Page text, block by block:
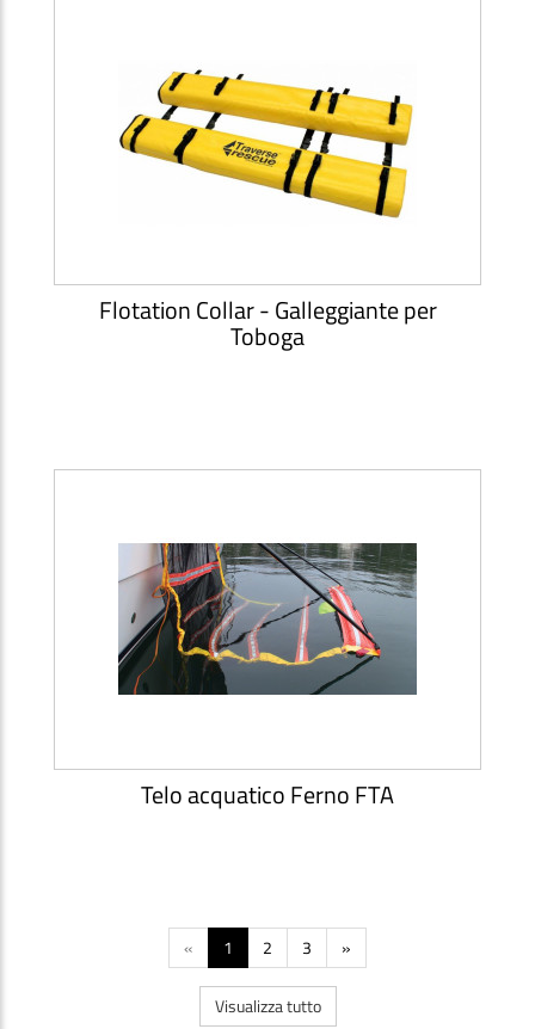
Flotation Collar - Galleggiante per
Toboga
Telo acquatico Ferno FTA
« 1 2 3 »
Visualizza tutto